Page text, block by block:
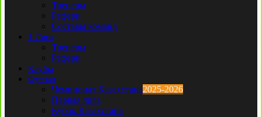
Тренеры
Рефери
Составы команд
1 Лига
Тренеры
Рефери
Клубы
Футзал
Чемпионат Казахстана2025-2026
Первая лига
Кубок Казахстана